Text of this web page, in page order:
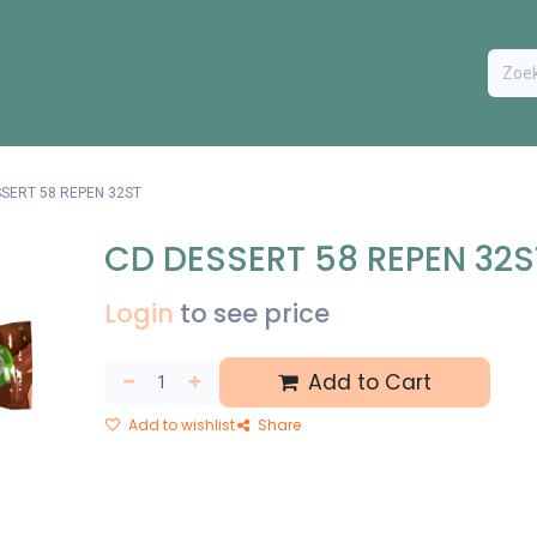
58 REPEN 32ST
CD DESSERT 58 REPEN
Login to see price
Add to Cart
Add to wishlist Share